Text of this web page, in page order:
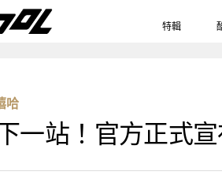
特輯
哈
一站！官方正式